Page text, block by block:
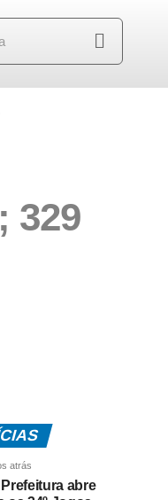
329
atrás
abre